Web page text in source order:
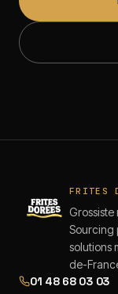
FRITES
Sourcing
solutions
de-
01 48 68 03 03